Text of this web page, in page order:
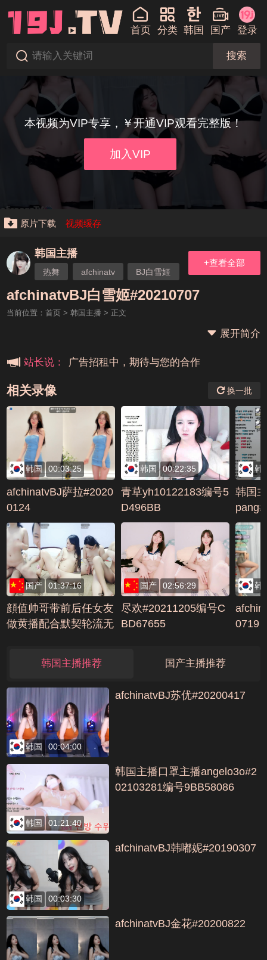
首页 分类 韩国 国产 登录
搜索
本视频为VIP专享，￥开通VIP观看完整版！
加入VIP
原片下载 视频缓存
韩国主播
热舞 afchinatv BJ白雪姬
+查看全部
afchinatvBJ白雪姬#20210707
当前位置： 首页> 韩国主播 > 正文
展开简介
站长说：
本站大事件(19j网站发展历程)
广告招租中，期待与您的合作
相关录像 换一批
韩国 00:03:25
afchinatvBJ萨拉#2020
0124
韩国 00:22:35
青草yh10122183编号5
D496BB
韩
韩国
国产 01:37:16
顔值帅哥带前后任女友
做黄播配合默契轮流无
编号75CA0BBB
国产 02:56:29
尽欢#20211205编号C
BD67655
韩
0719
韩国主播推荐 国产主播推荐
韩国 00:04:00
afchinatvBJ苏优#20200417
韩国 01:21:40
韩国主播口罩主播angelo3o#2
02103281编号9BB58086
韩国 00:03:30
afchinatvBJ韩嘟妮#20190307
afchinatvBJ金花#20200822